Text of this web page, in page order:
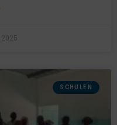
2025
SCHULEN